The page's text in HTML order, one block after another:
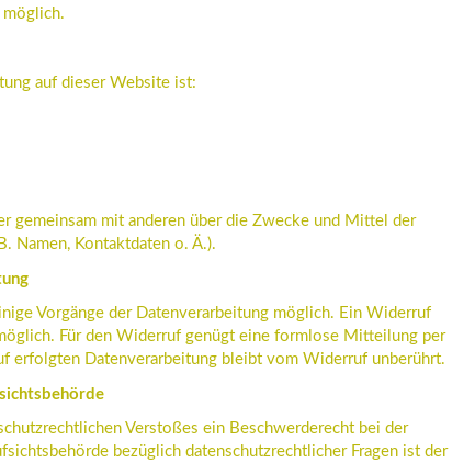
auf dieser Website ist:
gemeinsam mit anderen über die Zwecke und Mittel der
Namen, Kontaktdaten o. Ä.).
Vorgänge der Datenverarbeitung möglich. Ein Widerruf
Für den Widerruf genügt eine formlose Mitteilung per
erfolgten Datenverarbeitung bleibt vom Widerruf unberührt.
Verstoßes ein Beschwerderecht bei der
bezüglich datenschutzrechtlicher Fragen ist der